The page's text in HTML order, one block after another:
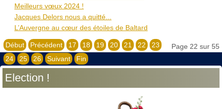
Meilleurs vœux 2024 !
Jacques Delors nous a quitté...
L’Auvergne au cœur des étoiles de Baltard
Page 22 sur 55
Début Précédent 17 18 19 20 21 22
23
24
25 26 Suivant Fin
Election !